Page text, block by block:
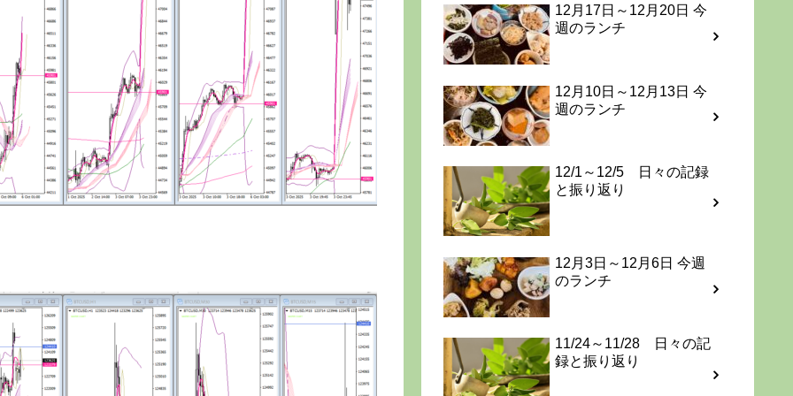
12月17日～12月20日 今
週のランチ
12月10日～12月13日 今
週のランチ
12/1～12/5 日々の記録
と振り返り
12月3日～12月6日 今週
のランチ
11/24～11/28 日々の記
録と振り返り